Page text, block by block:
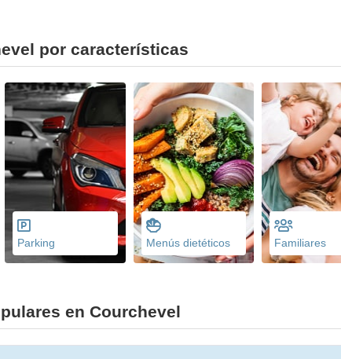
por características
Parking Menús dietéticos Familiares
en Courchevel